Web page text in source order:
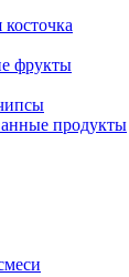
фрукты
продукты